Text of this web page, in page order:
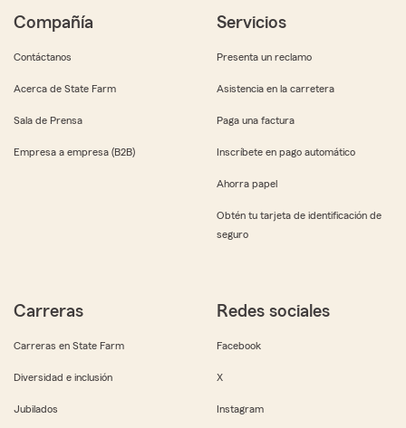
Compañía
Contáctanos
Acerca de State Farm
Sala de Prensa
Empresa a empresa (B2B)
Servicios
Presenta un reclamo
Asistencia en la carretera
Paga una factura
Inscríbete en pago automático
Ahorra papel
Obtén tu tarjeta de identificación de
seguro
Carreras
Carreras en State Farm
Diversidad e inclusión
Jubilados
Redes sociales
Facebook
X
Instagram